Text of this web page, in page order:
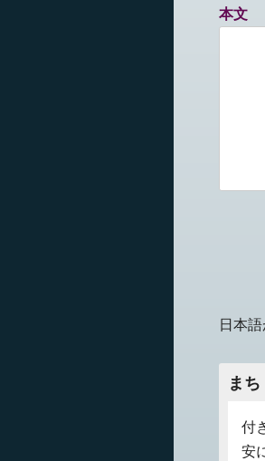
本文
日本
まち
付
安